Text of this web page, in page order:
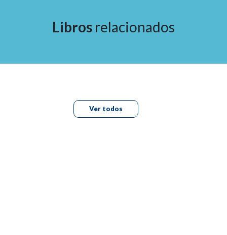
22 -Directrices Para El Tratamiento De La Enfermedad
23 -Directrices Para El Tratamiento De La Úlcera Venosa
Libros relacionados
Ver todos